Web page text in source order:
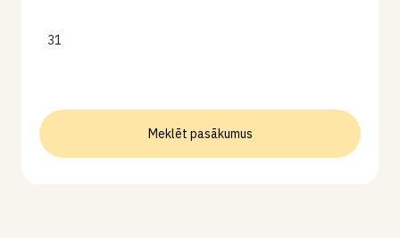
31
Meklēt pasākumus